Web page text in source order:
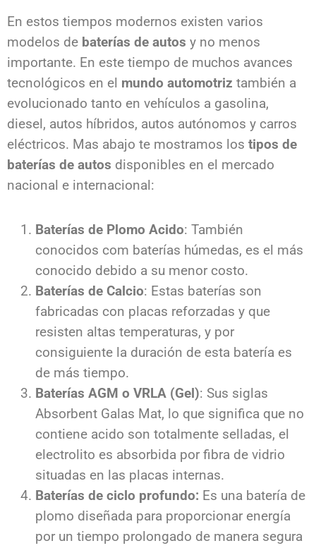
En estos tiempos modernos existen varios
modelos de baterías de autos y no menos
importante. En este tiempo de muchos avances
tecnológicos en el mundo automotriz también a
evolucionado tanto en vehículos a gasolina,
diesel, autos híbridos, autos autónomos y carros
eléctricos. Mas abajo te mostramos los tipos de
baterías de autos disponibles en el mercado
nacional e internacional:
Baterías de Plomo Acido: También
conocidos com baterías húmedas, es el más
conocido debido a su menor costo.
Baterías de Calcio: Estas baterías son
fabricadas con placas reforzadas y que
resisten altas temperaturas, y por
consiguiente la duración de esta batería es
de más tiempo.
Baterías AGM o VRLA (Gel): Sus siglas
Absorbent Galas Mat, lo que significa que no
contiene acido son totalmente selladas, el
electrolito es absorbida por fibra de vidrio
situadas en las placas internas.
Baterías de ciclo profundo: Es una batería de
plomo diseñada para proporcionar energía
por un tiempo prolongado de manera segura